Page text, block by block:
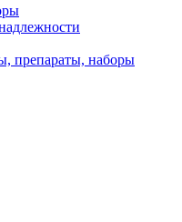
препараты, наборы